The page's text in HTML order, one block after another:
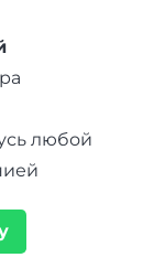
любой